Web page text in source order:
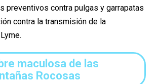
preventivos contra pulgas y garrapatas
contra la transmisión de la
maculosa de las
Rocosas